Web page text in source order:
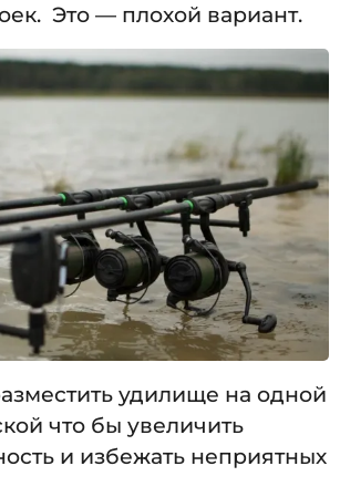
Это — плохой вариант.
удилище на одной
что бы увеличить
и избежать неприятных